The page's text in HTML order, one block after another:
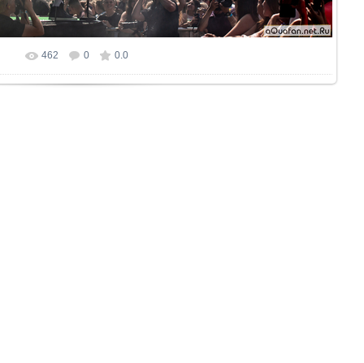
Размер фотографии: 1024x683
462 0 0.0